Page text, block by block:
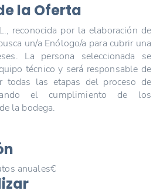
la Oferta
reconocida por la elaboración de
un/a Enólogo/a para cubrir una
La persona seleccionada se
técnico y será responsable de
todas las etapas del proceso de
el cumplimiento de los
la bodega.
anuales€